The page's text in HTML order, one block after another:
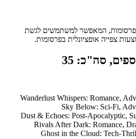
בפרסומות, המאפשר למשתמשים לגשת
31. Ghost in the Cloud: Tech-